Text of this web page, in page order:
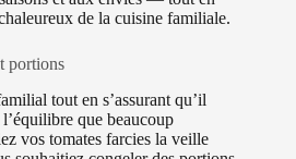
de la cuisine familiale.
portions
tout en s’assurant qu’il
l’équilibre que beaucoup
vos tomates farcies la veille